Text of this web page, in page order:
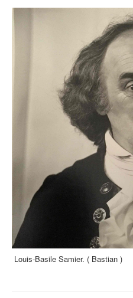
Louis-Basile Samier. ( Bastian )